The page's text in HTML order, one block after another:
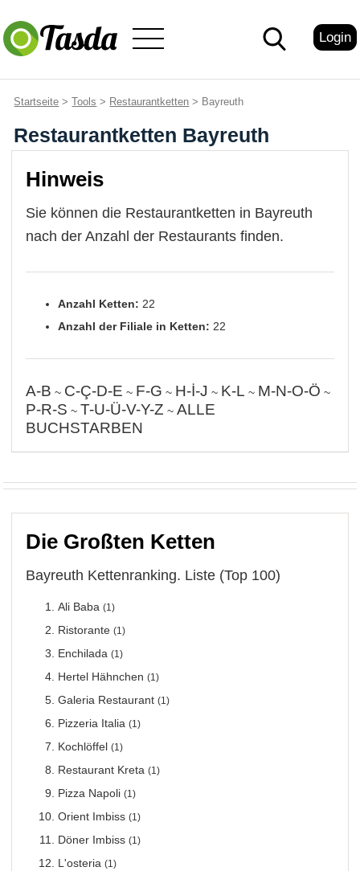
Login
Startseite >Tools > Restaurantketten > Bayreuth
Restaurantketten Bayreuth
Hinweis
Sie können die Restaurantketten in Bayreuth
nach der Anzahl der Restaurants finden.
Anzahl Ketten: 22
Anzahl der Filiale in Ketten: 22
A-B ~ C-Ç-D-E ~ F-G ~ H-İ-J ~ K-L ~ M-N-O-Ö ~
P-R-S ~ T-U-Ü-V-Y-Z ~ALLE
BUCHSTARBEN
Die Großten Ketten
Bayreuth Kettenranking. Liste (Top 100)
Ali Baba (1)
Ristorante (1)
Enchilada (1)
Hertel Hähnchen (1)
Galeria Restaurant (1)
Pizzeria Italia (1)
Kochlöffel (1)
Restaurant Kreta (1)
Pizza Napoli (1)
Orient Imbiss (1)
Döner Imbiss (1)
L'osteria (1)